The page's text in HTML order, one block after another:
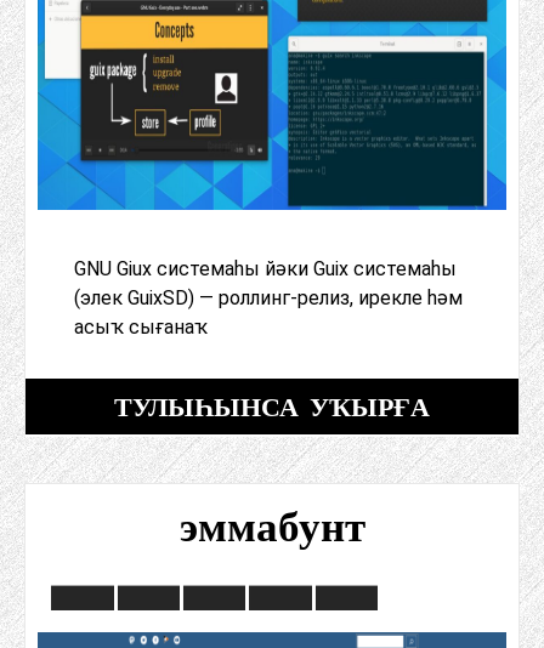
GNU Giux системаһы йәки Guix системаһы
(элек GuixSD) — роллинг-релиз, ирекле һәм
асыҡ сығанаҡ
ТУЛЫҺЫНСА УҠЫРҒА
эммабунт